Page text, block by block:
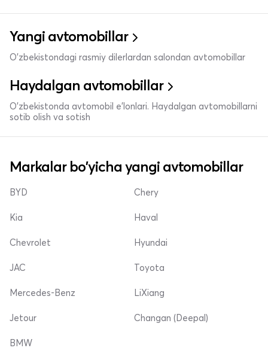
Yangi avtomobillar
O'zbekistondagi rasmiy dilerlardan salondan avtomobillar
Haydalgan avtomobillar
O'zbekistonda avtomobil e’lonlari. Haydalgan avtomobillarni
sotib olish va sotish
Markalar bo'yicha yangi avtomobillar
BYD
Kia
Chevrolet
Chery
Haval
Hyundai
JAC
Mercedes-Benz
Jetour
Toyota
LiXiang
Changan (Deepal)
BMW